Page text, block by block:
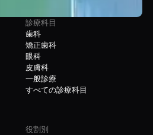
診療科目
歯科
矯正歯科
眼科
皮膚科
一般診療
すべての診療科目
役割別